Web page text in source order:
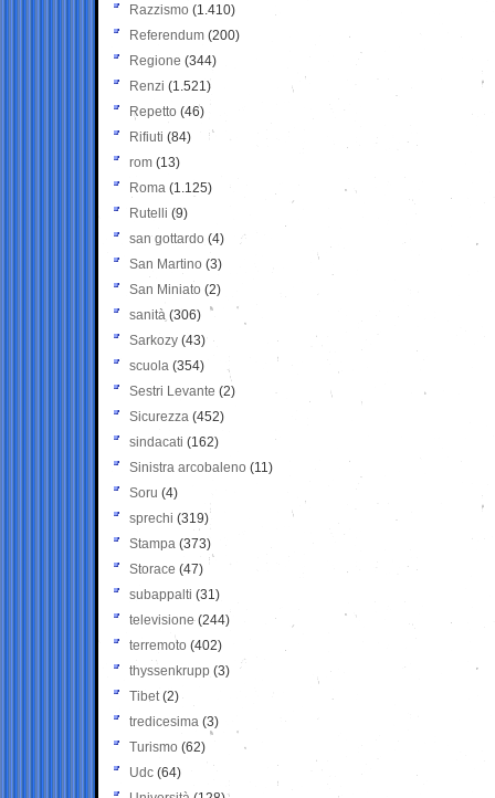
Razzismo (1.410)
Referendum (200)
Regione (344)
Renzi (1.521)
Repetto (46)
Rifiuti (84)
rom (13)
Roma (1.125)
Rutelli (9)
san gottardo (4)
San Martino (3)
San Miniato (2)
sanità (306)
Sarkozy (43)
scuola (354)
Sestri Levante (2)
Sicurezza (452)
sindacati (162)
Sinistra arcobaleno (11)
Soru (4)
sprechi (319)
Stampa (373)
Storace (47)
subappalti (31)
televisione(244)
terremoto (402)
thyssenkrupp (3)
Tibet(2)
tredicesima (3)
Turismo (62)
Udc (64)